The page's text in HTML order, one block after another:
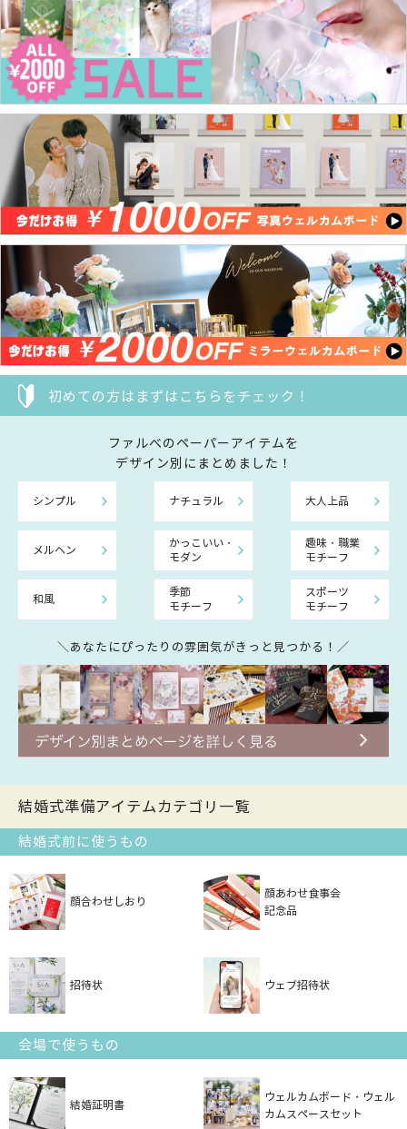
初めての方はまずはこちらをチェック！
ファルべのペーパーアイテムを
デザイン別にまとめました！
シンプル ナチュラル 大人上品
メルヘン
かっこいい・
モダン
趣味・職業
モチーフ
和風
季節
モチーフ
スポーツ
モチーフ
＼あなたにぴったりの雰囲気がきっと見つかる！／
結婚式準備アイテムカテゴリ一覧
結婚式前に使うもの
顔合わせしおり
顔あわせ食事会
記念品
招待状 ウェブ招待状
会場で使うもの
結婚証明書
ウェルカムボード・ウェル
カムスペースセット